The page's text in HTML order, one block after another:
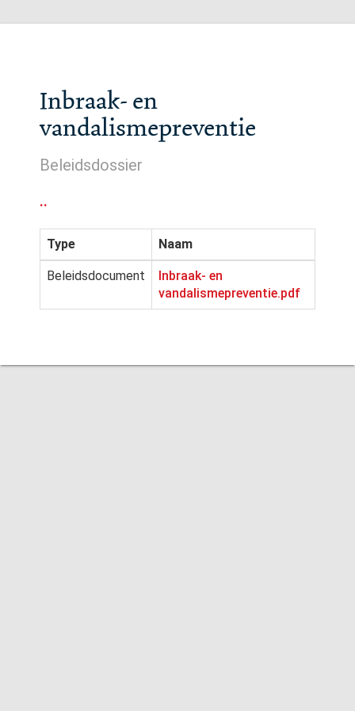
Inbraak- en
vandalismepreventie
Beleidsdossier
..
Type Naam
Beleidsdocument
Inbraak- en
vandalismepreventie.pdf